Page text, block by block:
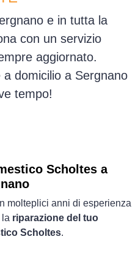
e in tutta la
con un servizio
aggiornato.
domicilio a Sergnano
tempo!
Scholtes a
molteplici anni di esperienza
la riparazione del tuo
Scholtes.